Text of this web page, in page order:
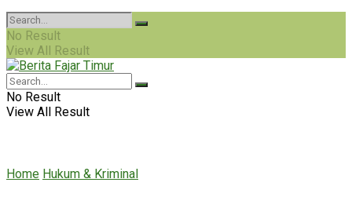
No Result
View All Result
No Result
View All Result
Home Hukum & Kriminal